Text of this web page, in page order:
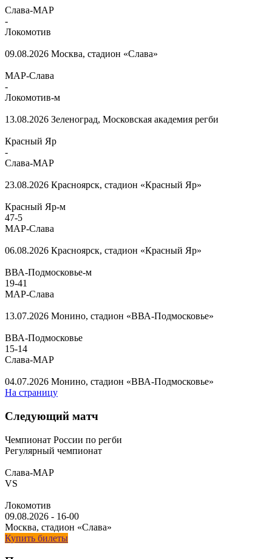
Слава-МАР
-
Локомотив
09.08.2026 Москва, стадион «Слава»
МАР-Слава
-
Локомотив-м
13.08.2026 Зеленоград, Московская академия регби
Красный Яр
-
Слава-МАР
23.08.2026 Красноярск, стадион «Красный Яр»
Красный Яр-м
47-5
МАР-Слава
06.08.2026 Красноярск, стадион «Красный Яр»
ВВА-Подмосковье-м
19-41
МАР-Слава
13.07.2026 Монино, стадион «ВВА-Подмосковье»
ВВА-Подмосковье
15-14
Слава-МАР
04.07.2026 Монино, стадион «ВВА-Подмосковье»
На страницу
Следующий матч
Чемпионат России по регби
Регулярный чемпионат
Слава-МАР
VS
Локомотив
09.08.2026 - 16-00
Москва, стадион «Слава»
Купить билеты